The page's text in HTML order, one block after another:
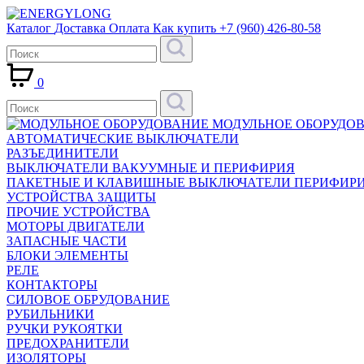
Каталог Доставка Оплата Как купить +7 (960) 426-80-58
0
МОДУЛЬНОЕ
АВТОМАТИЧЕСКИЕ ВЫКЛЮЧАТЕЛИ
РАЗЪЕДИНИТЕЛИ
ВЫКЛЮЧАТЕЛИ ВАКУУМНЫЕ И ПЕРИФИРИЯ
ПАКЕТНЫЕ И КЛАВИШНЫЕ ВЫКЛЮЧАТЕЛИ
УСТРОЙСТВА ЗАЩИТЫ
ПРОЧИЕ УСТРОЙСТВА
МОТОРЫ ДВИГАТЕЛИ
ЗАПАСНЫЕ ЧАСТИ
БЛОКИ ЭЛЕМЕНТЫ
РЕЛЕ
КОНТАКТОРЫ
СИЛОВОЕ ОБРУДОВАНИЕ
РУБИЛЬНИКИ
РУЧКИ РУКОЯТКИ
ПРЕДОХРАНИТЕЛИ
ИЗОЛЯТОРЫ